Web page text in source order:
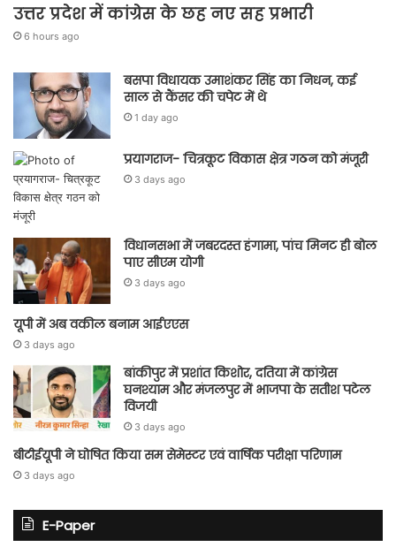
उत्तर प्रदेश में कांग्रेस के छह नए सह प्रभारी
6 hours ago
बसपा विधायक उमाशंकर सिंह का निधन, कई
साल से कैंसर की चपेट में थे
1 day ago
प्रयागराज- चित्रकूट विकास क्षेत्र गठन को मंजूरी
3 days ago
विधानसभा में जबरदस्त हंगामा, पांच मिनट ही बोल
पाए सीएम योगी
3 days ago
यूपी में अब वकील बनाम आईएएस
3 days ago
बांकीपुर में प्रशांत किशोर, दतिया में कांग्रेस
घनश्याम और मंजलपुर में भाजपा के सतीश पटेल
विजयी
3 days ago
बीटीईयूपी ने घोषित किया सम सेमेस्टर एवं वार्षिक परीक्षा परिणाम
3 days ago
E-Paper